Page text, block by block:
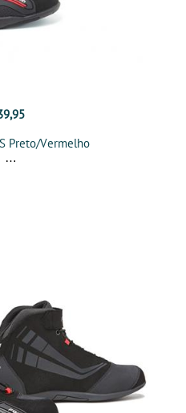
Preto/Vermelho